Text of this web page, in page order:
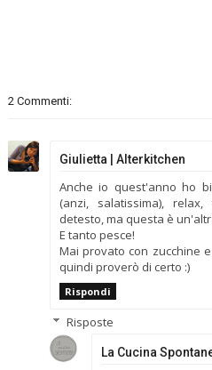
2 Commenti:
Giulietta | Alterkitchen
Anche io quest'anno ho
(anzi, salatissima),
detesto, ma questa è
E tanto pesce!
Mai provato con zucchine
quindi proverò di certo :)
Rispondi
Risposte
La Cucina